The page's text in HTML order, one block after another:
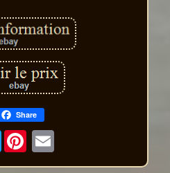
Share
Twitter